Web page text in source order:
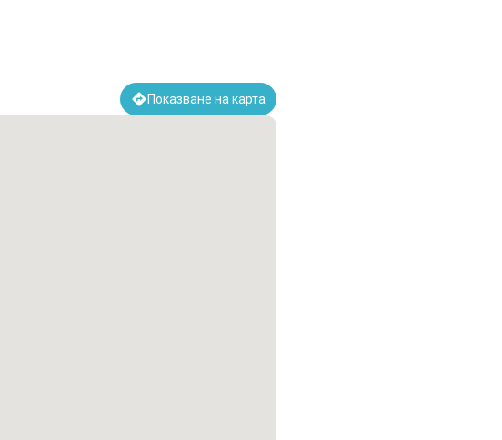
Показване на карта